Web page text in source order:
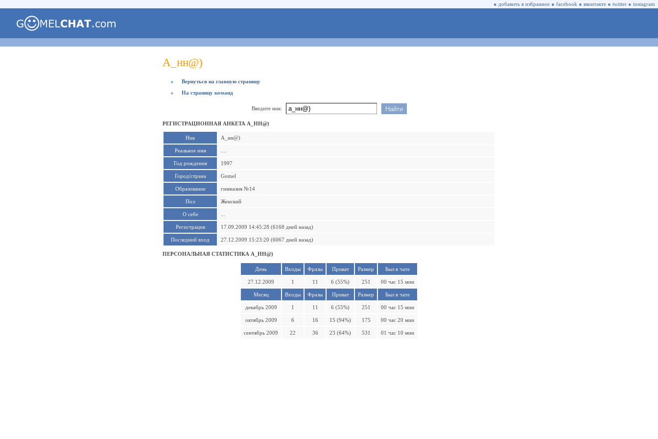
● добавить в избранное ● facebook ● вконтакте ● twitter ● instagram
А_нн@)
●
Вернуться на главную страницу
●
На страницу команд
Введите ник:
РЕГИСТРАЦИОННАЯ АНКЕТА А_НН@)
Ник А_нн@)
Реальное имя
Год рождения 1997
Город/страна Gomel
Образование гимназия №14
Пол Женский
О себе
Регистрация 17.09.2009 14:45:28 (6168 дней назад)
Последний вход 27.12.2009 15:23:20 (6067 дней назад)
ПЕРСОНАЛЬНАЯ СТАТИСТИКА А_НН@)
День Входы Фразы Приват Размер Был в чате
27.12.2009 1 11 6 (55%) 251 00 час 15 мин
Месяц Входы Фразы Приват Размер Был в чате
декабрь 2009 1 11 6 (55%) 251 00 час 15 мин
октябрь 2009 6 16 15 (94%) 175 00 час 20 мин
сентябрь 2009 22 36 23 (64%) 531 01 час 10 мин